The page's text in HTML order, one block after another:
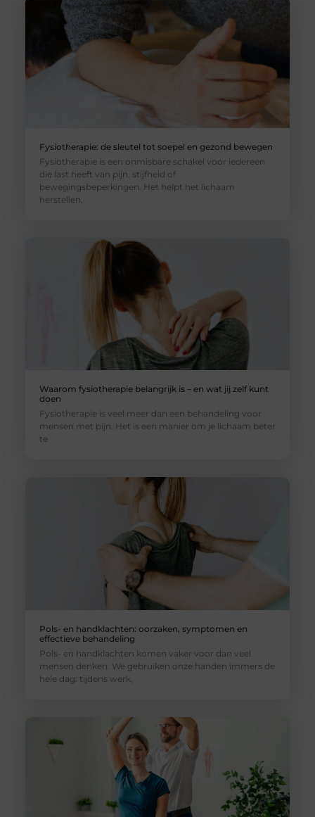
Fysiotherapie: de sleutel tot soepel en gezond bewegen
Fysiotherapie is een onmisbare schakel voor iedereen
die last heeft van pijn, stijfheid of
bewegingsbeperkingen. Het helpt het lichaam
herstellen,
Waarom fysiotherapie belangrijk is – en wat jij zelf kunt
doen
Fysiotherapie is veel meer dan een behandeling voor
mensen met pijn. Het is een manier om je lichaam beter
te
Pols- en handklachten: oorzaken, symptomen en
effectieve behandeling
Pols- en handklachten komen vaker voor dan veel
mensen denken. We gebruiken onze handen immers de
hele dag: tijdens werk,